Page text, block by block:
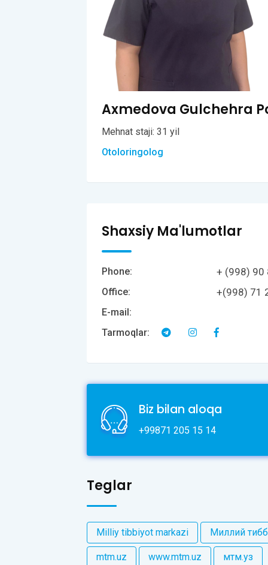
Axmedova Gulchehra
Mehnat staji: 31 yil
Otoloringolog
Shaxsiy Ma'lumotlar
Phone: + (998) 90
Office: +(998) 71
E-mail:
Tarmoqlar:
Biz bilan aloqa
+99871 205 15 14
Teglar
Milliy tibbiyot markazi Миллий
mtm.uz www.mtm.uz мтм.уз